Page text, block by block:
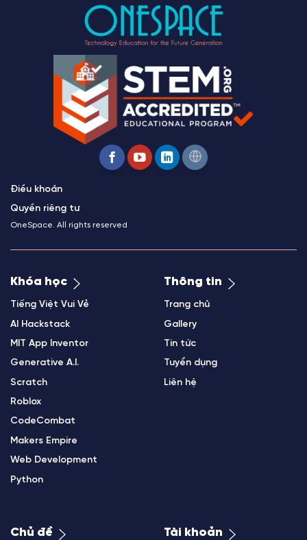
Điều khoản
Quyền riêng tư
OneSpace. All rights reserved
Khóa học
Tiếng Việt Vui Vẻ
AI Hackstack
MIT App Inventor
Generative A.I.
Scratch
Roblox
CodeCombat
Makers Empire
Web Development
Python
Thông tin
Trang chủ
Gallery
Tin tức
Tuyển dụng
Liên hệ
Chủ đề Tài khoản